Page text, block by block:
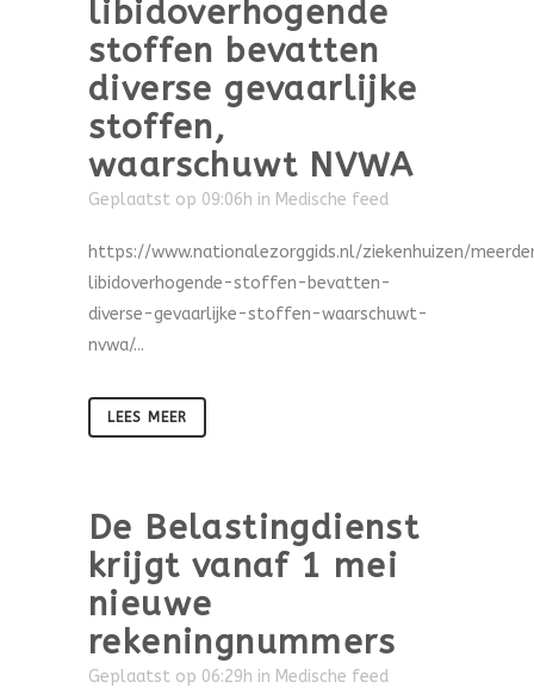
libidoverhogende
stoffen bevatten
diverse gevaarlijke
stoffen,
waarschuwt NVWA
Geplaatst op 09:06h in Medische feed
https://www.nationalezorggids.nl/ziekenhuizen/
libidoverhogende-stoffen-bevatten-
diverse-gevaarlijke-stoffen-waarschuwt-
nvwa/...
LEES MEER
De Belastingdienst
krijgt vanaf 1 mei
nieuwe
rekeningnummers
Geplaatst op 06:29h in Medische feed